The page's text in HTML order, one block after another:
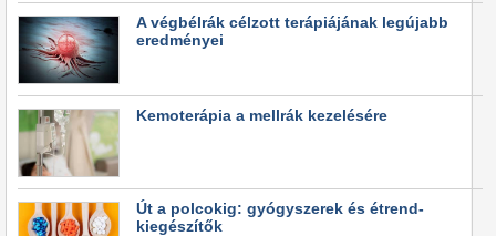
A végbélrák célzott terápiájának legújabb
eredményei
Kemoterápia a mellrák kezelésére
Út a polcokig: gyógyszerek és étrend-
kiegészítők